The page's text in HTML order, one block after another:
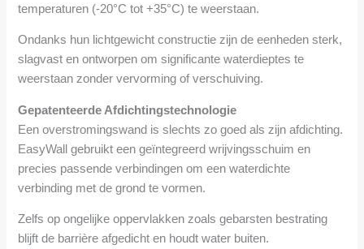
temperaturen (-20°C tot +35°C) te weerstaan.
Ondanks hun lichtgewicht constructie zijn de eenheden sterk,
slagvast en ontworpen om significante waterdieptes te
weerstaan zonder vervorming of verschuiving.
Gepatenteerde Afdichtingstechnologie
Een overstromingswand is slechts zo goed als zijn afdichting.
EasyWall gebruikt een geïntegreerd wrijvingsschuim en
precies passende verbindingen om een waterdichte
verbinding met de grond te vormen.
Zelfs op ongelijke oppervlakken zoals gebarsten bestrating
blijft de barrière afgedicht en houdt water buiten.